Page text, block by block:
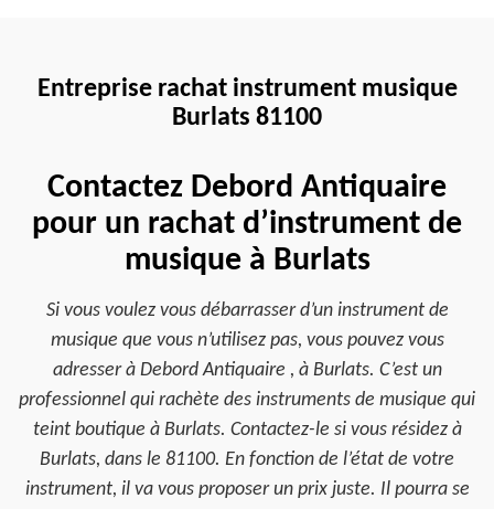
Entreprise rachat instrument musique
Burlats 81100
Contactez Debord Antiquaire
pour un rachat d’instrument de
musique à Burlats
Si vous voulez vous débarrasser d’un instrument de
musique que vous n’utilisez pas, vous pouvez vous
adresser à Debord Antiquaire , à Burlats. C’est un
professionnel qui rachète des instruments de musique qui
teint boutique à Burlats. Contactez-le si vous résidez à
Burlats, dans le 81100. En fonction de l’état de votre
instrument, il va vous proposer un prix juste. Il pourra se